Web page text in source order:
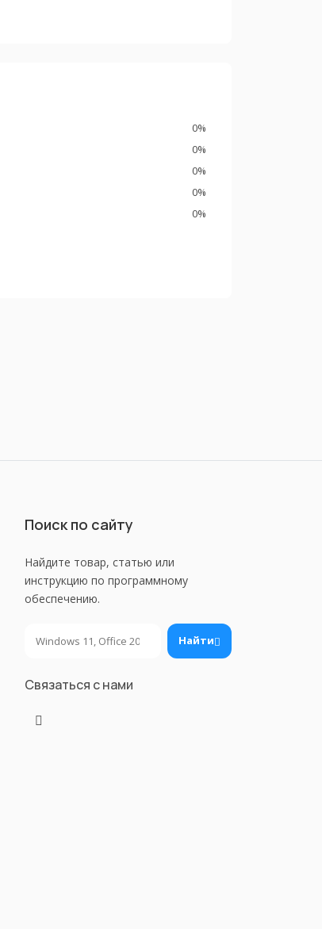
0%
0%
0%
0%
0%
Поиск по сайту
Найдите товар, статью или
инструкцию по программному
обеспечению.
Найти
Связаться с нами